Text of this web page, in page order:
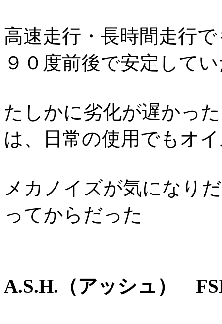
高速走行・長時間走行
９０度前後で安定して
たしかに劣化が遅かっ
は、日常の使用でもオ
メカノイズが気になり
ってからだった
A.S.H.（アッシュ）